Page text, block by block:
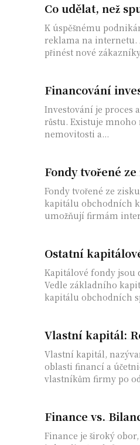
Co udělat, než
K úspěšnému
reklama na internetu.
přinést nové
Financování
Investování je proces
růstu. Existuje mnoho
nemovitosti a...
Fondy tvořené
Fondy tvořené ze
kapitálu obchodních
umožňují firmám
Ostatní
Kapitálové fondy jsou
Vedle základního
kapitálu obchodních
Vlastní kapitál:
Vlastní kapitál,
oblasti financí a
vlastníkům firmy po
Finance vs.
Finance je široký